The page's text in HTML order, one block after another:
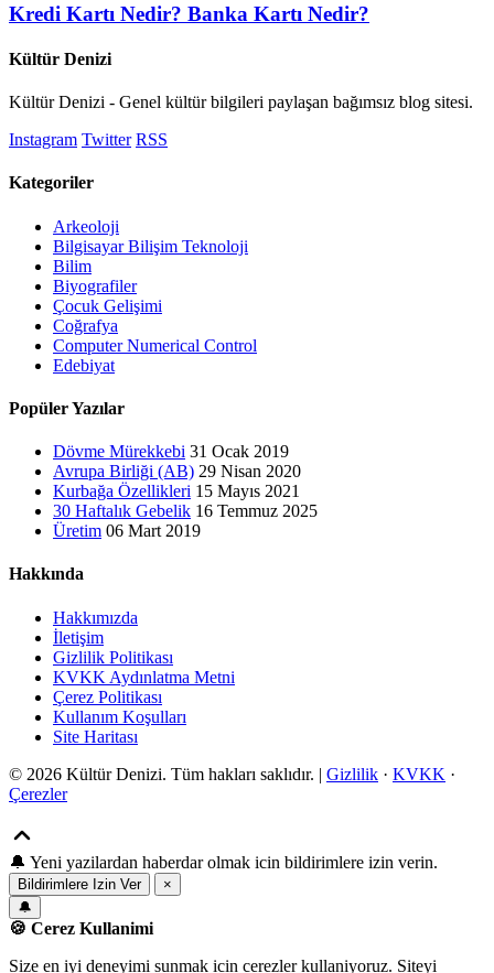
Kredi Kartı Nedir? Banka Kartı Nedir?
Kültür Denizi
Kültür Denizi - Genel kültür bilgileri paylaşan bağımsız blog sitesi.
Instagram Twitter RSS
Kategoriler
Arkeoloji
Bilgisayar Bilişim Teknoloji
Bilim
Biyografiler
Çocuk Gelişimi
Coğrafya
Computer Numerical Control
Edebiyat
Popüler Yazılar
Dövme Mürekkebi 31 Ocak 2019
Avrupa Birliği (AB) 29 Nisan 2020
Kurbağa Özellikleri 15 Mayıs 2021
30 Haftalık Gebelik 16 Temmuz 2025
Üretim 06 Mart 2019
Hakkında
Hakkımızda
İletişim
Gizlilik Politikası
KVKK Aydınlatma Metni
Çerez Politikası
Kullanım Koşulları
Site Haritası
© 2026 Kültür Denizi. Tüm hakları saklıdır. | Gizlilik · KVKK ·
Çerezler
🔔 Yeni yazilardan haberdar olmak icin bildirimlere izin verin.
Bildirimlere Izin Ver
×
🔔
🍪 Cerez Kullanimi
Size en iyi deneyimi sunmak icin cerezler kullaniyoruz. Siteyi